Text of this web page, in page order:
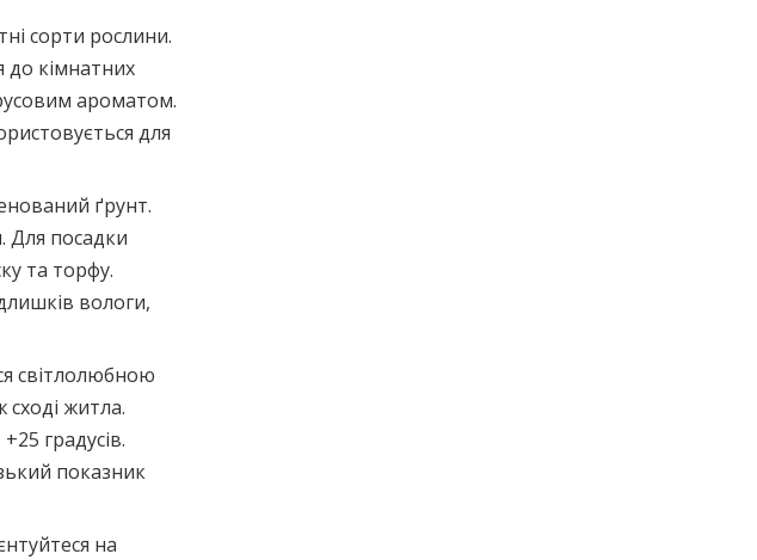
сорти рослини.
до кімнатних
ароматом.
для
ґрунт.
Для посадки
та торфу.
вологи,
світлолюбною
житла.
градусів.
показник
на